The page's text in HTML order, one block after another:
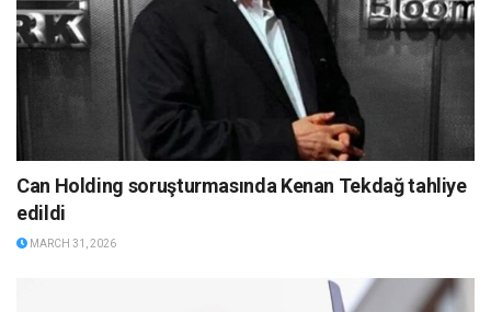
Can Holding soruşturmasında Kenan Tekdağ tahliye
edildi
MARCH 31, 2026